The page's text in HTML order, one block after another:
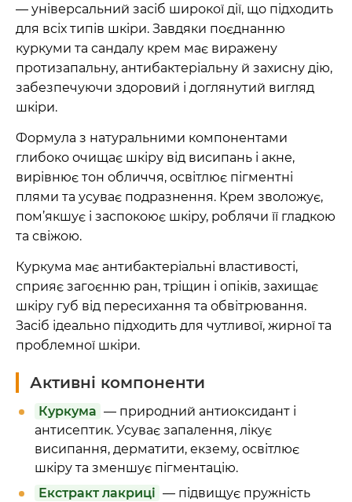
— універсальний засіб широкої дії, що підходить
для всіх типів шкіри. Завдяки поєднанню
куркуми та сандалу крем має виражену
протизапальну, антибактеріальну й захисну дію,
забезпечуючи здоровий і доглянутий вигляд
шкіри.
Формула з натуральними компонентами
глибоко очищає шкіру від висипань і акне,
вирівнює тон обличчя, освітлює пігментні
плями та усуває подразнення. Крем зволожує,
пом’якшує і заспокоює шкіру, роблячи її гладкою
та свіжою.
Куркума має антибактеріальні властивості,
сприяє загоєнню ран, тріщин і опіків, захищає
шкіру губ від пересихання та обвітрювання.
Засіб ідеально підходить для чутливої, жирної та
проблемної шкіри.
Активні компоненти
Куркума — природний антиоксидант і
антисептик. Усуває запалення, лікує
висипання, дерматити, екзему, освітлює
шкіру та зменшує пігментацію.
Екстракт лакриці — підвищує пружність